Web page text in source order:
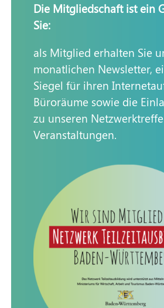
Die Mitgliedschaft ist ein
Sie:
als Mitglied erhalten Sie
monatlichen Newsletter,
Siegel für ihren
Büroräume sowie die
zu unseren
Veranstaltungen.